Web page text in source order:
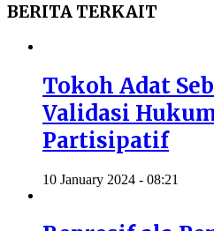
BERITA TERKAIT
Tokoh Adat
Validasi
Partisipatif
10 January 2024 - 08:21